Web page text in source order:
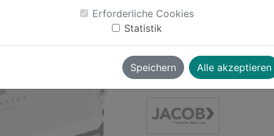
Erforderliche Cookies
Statistik
Speichern Alle akzeptieren